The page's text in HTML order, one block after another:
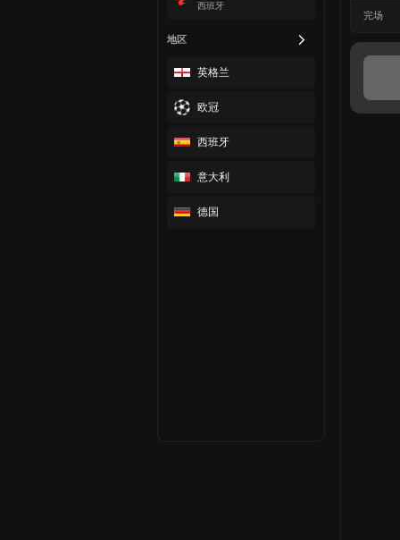
西班牙
地区
英格兰
欧冠
西班牙
意大利
德国
完场